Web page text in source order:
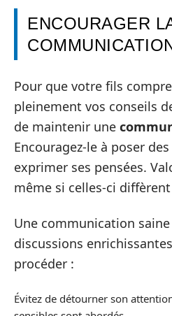
ENCOURAGER
Pour que votre fils
pleinement vos conseils
de maintenir une
Encouragez-le à poser
exprimer ses pensées.
même si celles-ci
Une communication
discussions
procéder :
Évitez de détourner son